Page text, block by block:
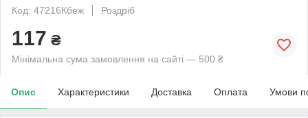
Код: 47216Кбеж
Роздріб
117 ₴
Мінімальна сума замовлення на сайті — 500 ₴
Опис Характеристики Доставка Оплата Умови